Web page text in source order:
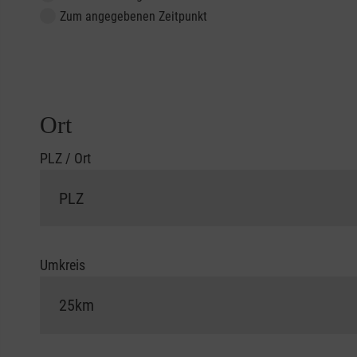
Zum angegebenen Zeitpunkt
Ort
PLZ / Ort
Umkreis